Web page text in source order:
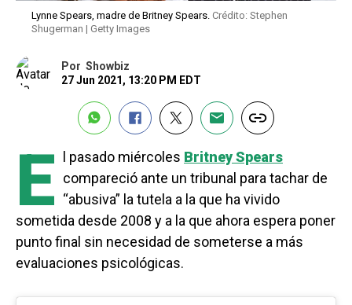
Lynne Spears, madre de Britney Spears. Crédito: Stephen
Shugerman | Getty Images
Por Showbiz
27 Jun 2021, 13:20 PM EDT
E l pasado miércoles Britney Spears
compareció ante un tribunal para tachar de
“abusiva” la tutela a la que ha vivido
sometida desde 2008 y a la que ahora espera poner
punto final sin necesidad de someterse a más
evaluaciones psicológicas.